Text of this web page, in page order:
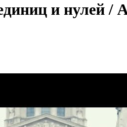
и нулей /